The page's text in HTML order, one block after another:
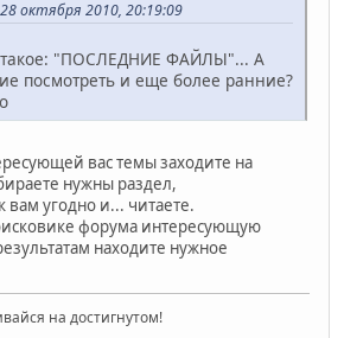
октября 2010, 20:19:09
такое: "ПОСЛЕДНИЕ ФАЙЛЫ"... А
посмотреть и еще более ранние?
вас темы заходите на
нужны раздел,
вам угодно и... читаете.
форума интересующую
находите нужное
на достигнутом!